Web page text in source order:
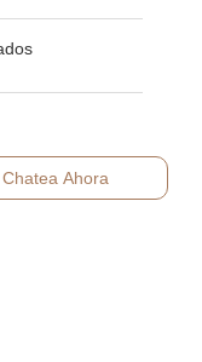
Chatea Ahora